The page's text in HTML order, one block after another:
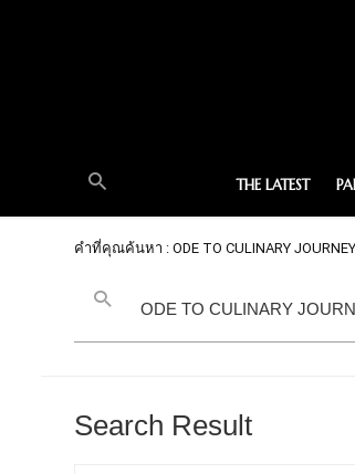
THE LATEST
คำที่คุณค้นหา : ODE TO CULINARY JOURNEY
Search Result